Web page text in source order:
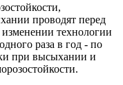
проводят перед
технологии
раза в год - по
при высыхании и